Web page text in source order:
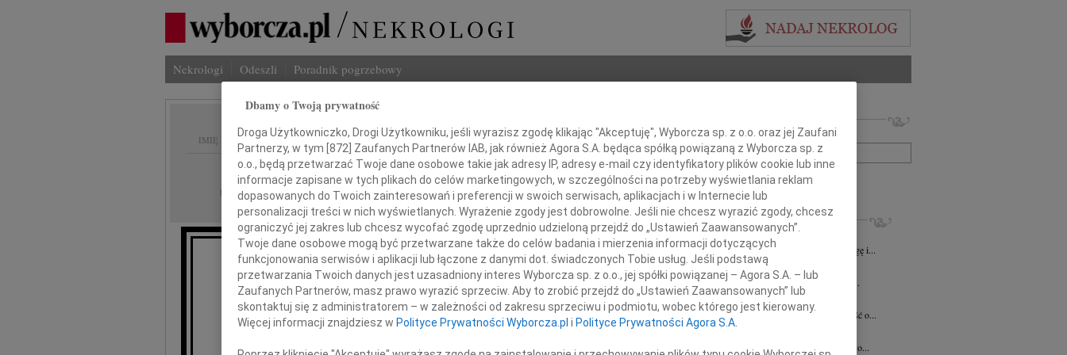
Nekrologi Odeszli Poradnik pogrzebowy
IMIĘ I NAZWISKO:
REGION: Katowice
DATA EMISJI: 15.05.2026
Aleksandrze Krzyżowskiej
Wyrazy głębokiego współczucia i wsparcia
Imię i nazwisko lub numer ogłoszenia:
+ szukanie zaawansowane
INNE NEKROLOGI
07.08.2026Katowice
Z wielkim smutkiem żegnamy naszego Kolegę i...
06.08.2026Katowice
Drogiej Koleżance Sabinie Kacan składamy...
Marcin Kurek
24.07.2026
Z głębokim smutkiem przyjęliśmy wiadomość o...
Tadeusz Zając
Z głębokim smutkiem przyjąłem wiadomość o...
Dbamy o Twoją prywatność
Droga Użytkowniczko, Drogi Użytkowniku, jeśli wyrazisz zgodę klikając "Akceptuję", Wyborcza sp. z o.o. oraz jej Zaufani
Partnerzy, w tym [872] Zaufanych Partnerów IAB, jak również Agora S.A. będąca spółką powiązaną z Wyborcza sp. z
o.o., będą przetwarzać Twoje dane osobowe takie jak adresy IP, adresy e-mail czy identyfikatory plików cookie lub inne
informacje zapisane w tych plikach do celów marketingowych, w szczególności na potrzeby wyświetlania reklam
dopasowanych do Twoich zainteresowań i preferencji w swoich serwisach, aplikacjach i w Internecie lub
personalizacji treści w nich wyświetlanych. Wyrażenie zgody jest dobrowolne. Jeśli nie chcesz wyrazić zgody, chcesz
ograniczyć jej zakres lub chcesz wycofać zgodę uprzednio udzieloną przejdź do „Ustawień Zaawansowanych”.
Twoje dane osobowe mogą być przetwarzane także do celów badania i mierzenia informacji dotyczących
funkcjonowania serwisów i aplikacji lub łączone z danymi dot. świadczonych Tobie usług. Jeśli podstawą
przetwarzania Twoich danych jest uzasadniony interes Wyborcza sp. z o.o., jej spółki powiązanej – Agora S.A. – lub
Zaufanych Partnerów, masz prawo wyrazić sprzeciw. Aby to zrobić przejdź do „Ustawień Zaawansowanych” lub
skontaktuj się z administratorem – w zależności od zakresu sprzeciwu i podmiotu, wobec którego jest kierowany.
Więcej informacji znajdziesz w Polityce Prywatności Wyborcza.pl i Polityce Prywatności Agora S.A.